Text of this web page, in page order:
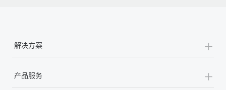
解决方案 +
产品服务 +